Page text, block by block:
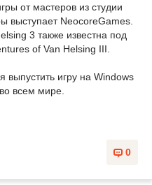
от мастеров из студии
выступает NeocoreGames.
3 также известна под
of Van Helsing III.
игру на Windows
всем мире.
0